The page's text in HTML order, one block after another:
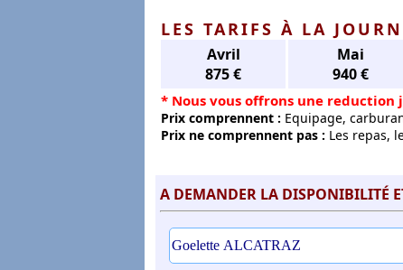
LES TARIFS À LA
Avril
875 €
Mai
940 €
* Nous vous offrons une reduction
Prix comprennent : Equipage,
Prix ne comprennent pas : Les repas,
A DEMANDER LA DISPONIBILITÉ